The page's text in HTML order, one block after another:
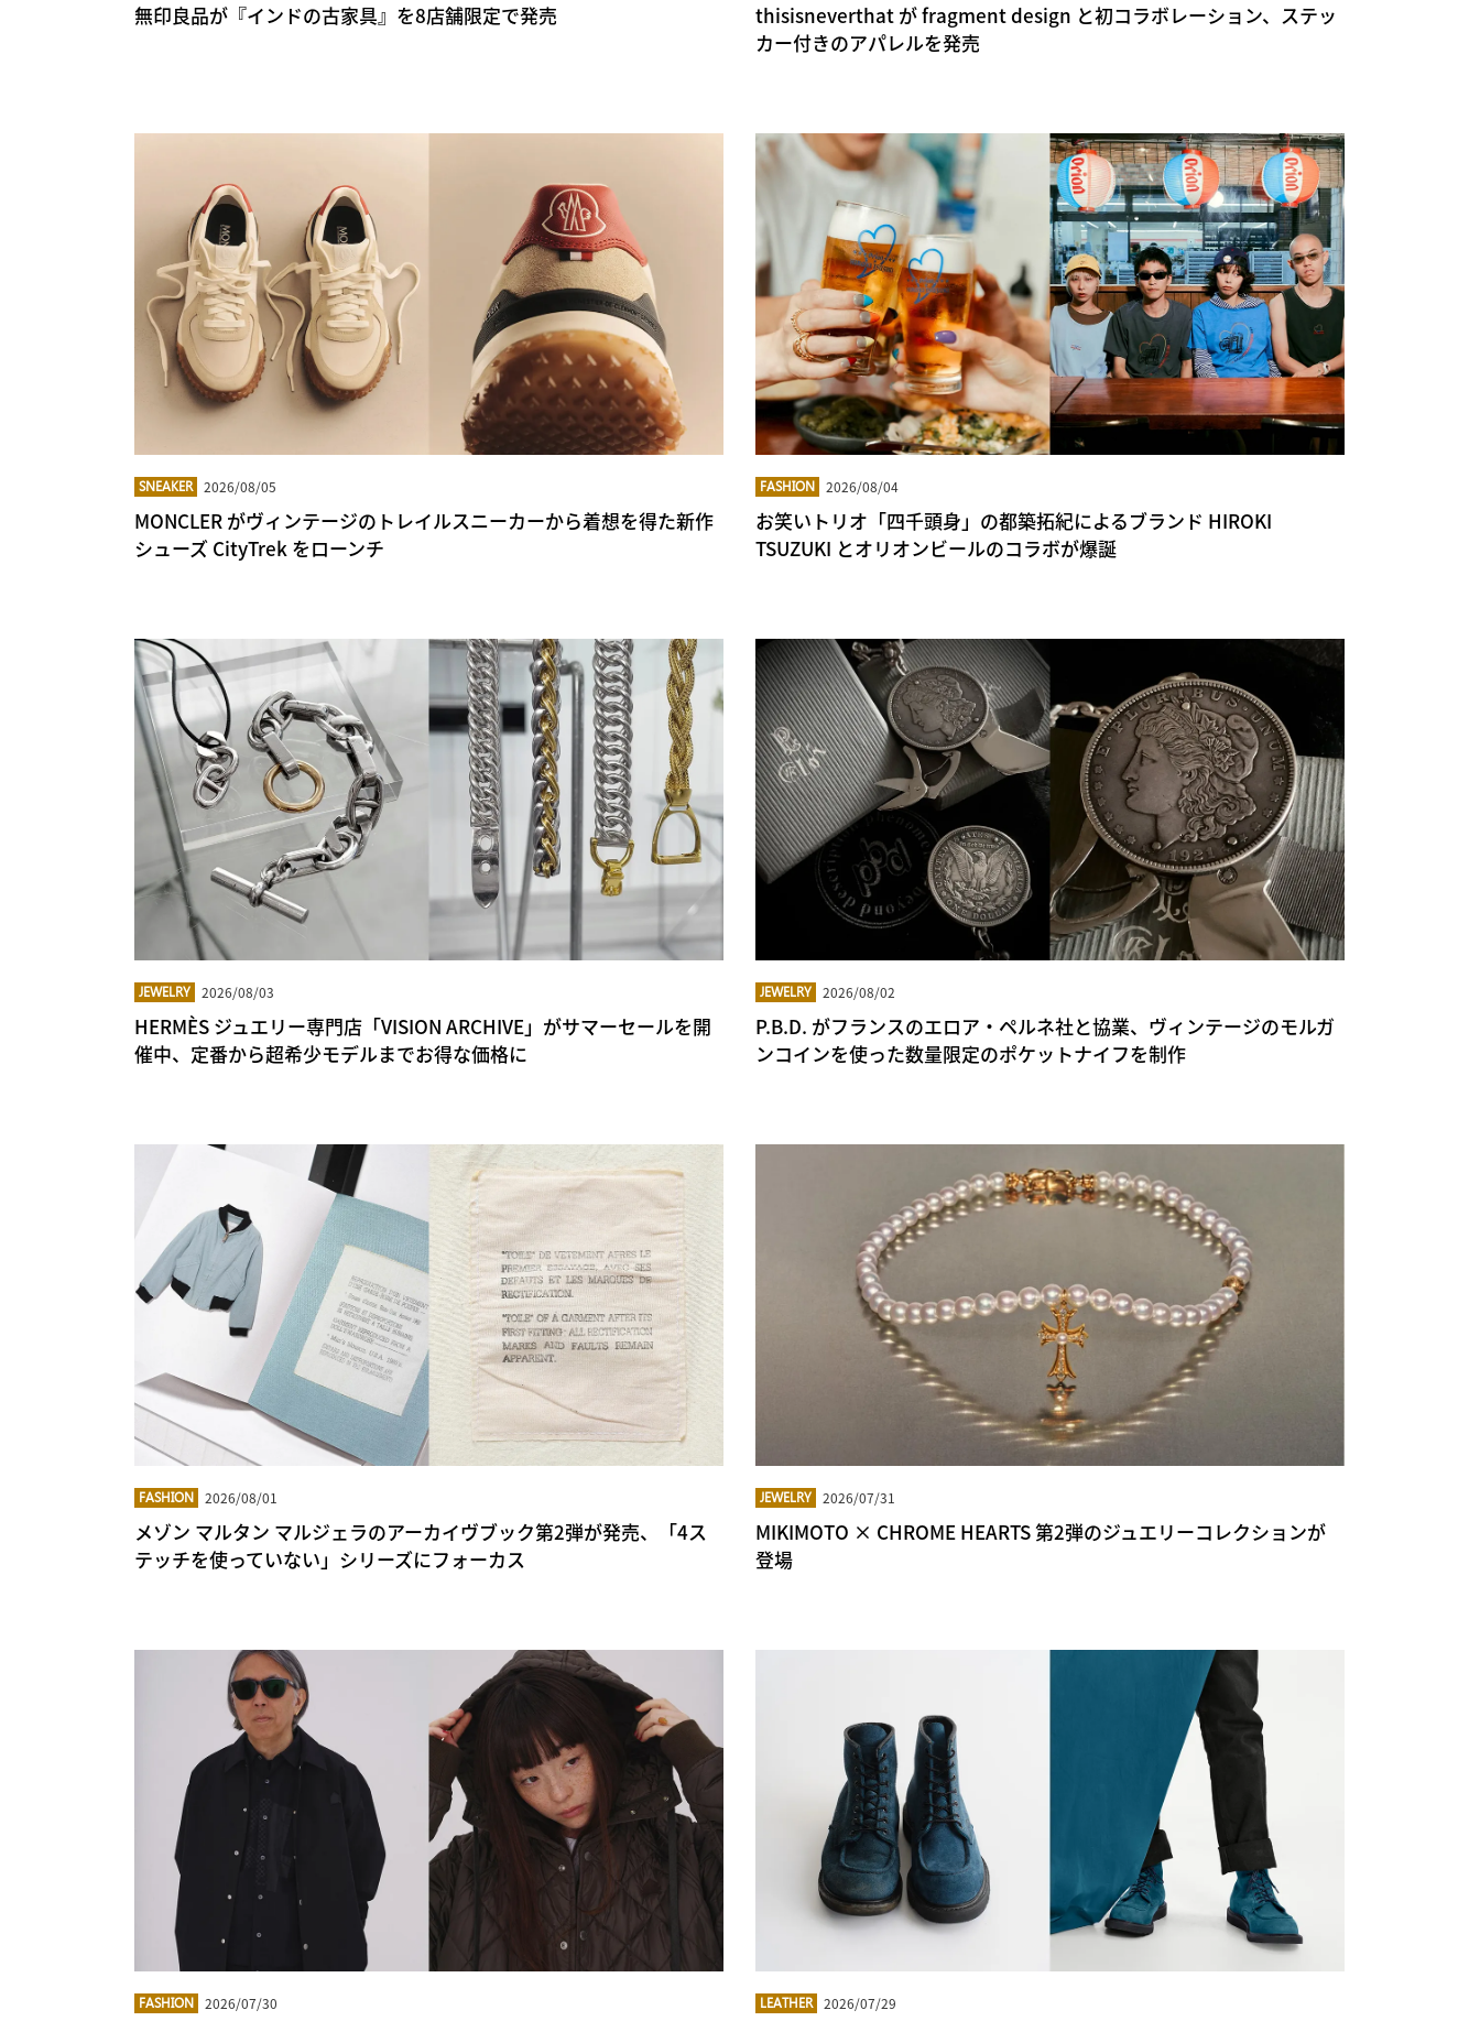
無印良品が『インドの古家具』を8店舗限定で発売
thisisneverthat が fragment design と初コラボレーション、ステッ
カー付きのアパレルを発売
SNEAKER 2026/08/05
MONCLER がヴィンテージのトレイルスニーカーから着想を得た新作
シューズ CityTrek をローンチ
FASHION 2026/08/04
お笑いトリオ「四千頭身」の都築拓紀によるブランド HIROKI
TSUZUKI とオリオンビールのコラボが爆誕
JEWELRY 2026/08/03
HERMÈS ジュエリー専門店「VISION ARCHIVE」がサマーセールを開
催中、定番から超希少モデルまでお得な価格に
JEWELRY 2026/08/02
P.B.D. がフランスのエロア・ペルネ社と協業、ヴィンテージのモルガ
ンコインを使った数量限定のポケットナイフを制作
FASHION 2026/08/01
メゾン マルタン マルジェラのアーカイヴブック第2弾が発売、「4ス
テッチを使っていない」シリーズにフォーカス
JEWELRY 2026/07/31
MIKIMOTO × CHROME HEARTS 第2弾のジュエリーコレクションが
登場
FASHION 2026/07/30 LEATHER 2026/07/29